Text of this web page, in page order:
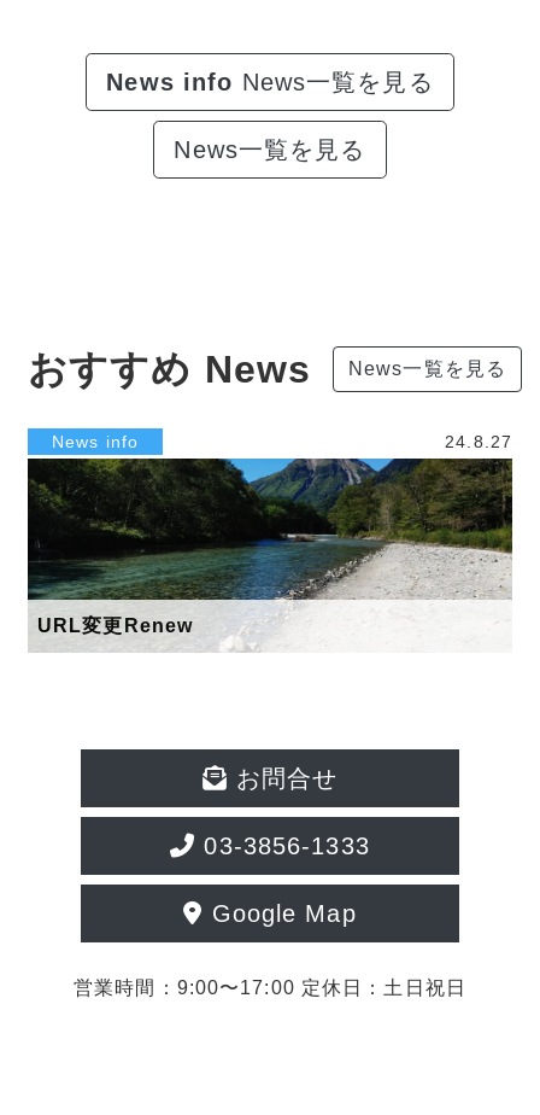
News info News一覧を見る
News一覧を見る
News一覧を見る
おすすめ News
News info 24.8.27
URL変更Renew
お問合せ
03-3856-1333
Google Map
営業時間：9:00〜17:00 定休日：土日祝日